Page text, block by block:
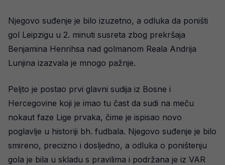
Njegovo suđenje je bilo izuzetno, a odluka da poništi
gol Leipzigu u 2. minuti susreta zbog prekršaja
Benjamina Henrihsa nad golmanom Reala Andrija
Lunjina izazvala je mnogo pažnje.
Peljto je postao prvi glavni sudija iz Bosne i
Hercegovine koji je imao tu čast da sudi na meču
nokaut faze Lige prvaka, čime je ispisao novo
poglavlje u historiji bh. fudbala. Njegovo suđenje je bilo
smireno, precizno i dosljedno, a odluka o poništenju
gola je bila u skladu s pravilima i podržana je iz VAR